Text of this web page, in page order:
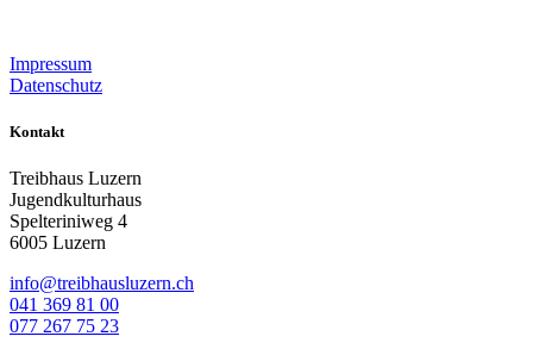
Impressum
Datenschutz
Kontakt
Treibhaus Luzern
Jugendkulturhaus
Spelteriniweg 4
6005 Luzern
info@treibhausluzern.ch
041 369 81 00
077 267 75 23